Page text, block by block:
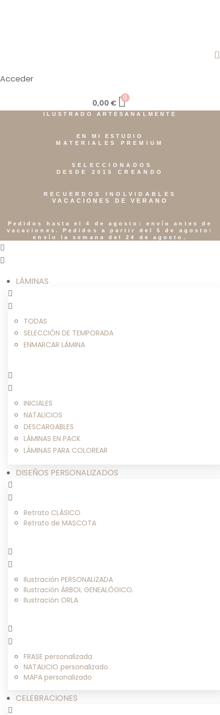
Acceder
0,00 €
0
ILUSTRADO ARTESANALMENTE
EN MI ESTUDIO
MATERIALES PREMIUM
SELECCIONADOS
DESDE 2015 CREANDO
RECUERDOS INOLVIDABLES
VACACIONES DE VERANO
Pedidos hasta el 4 de agosto: envío antes de
vacaciones. Pedidos a partir del 5 de agosto:
envío la semana del 24 de agosto.
LÁMINAS
TODAS
SELECCIÓN DE TEMPORADA
ENMARCAR LÁMINA
INICIALES
NATALICIOS
DESCARGABLES
LÁMINAS EN PACK
LÁMINAS PARA COLOREAR
DISEÑOS PERSONALIZADOS
Retrato CLÁSICO
Retrato de MASCOTA
Ilustración PERSONALIZADA
Ilustración ÁRBOL GENEALÓGICO.
Ilustración ORLA
FRASE personalizada
NATALICIO personalizado
MAPA personalizado
CELEBRACIONES